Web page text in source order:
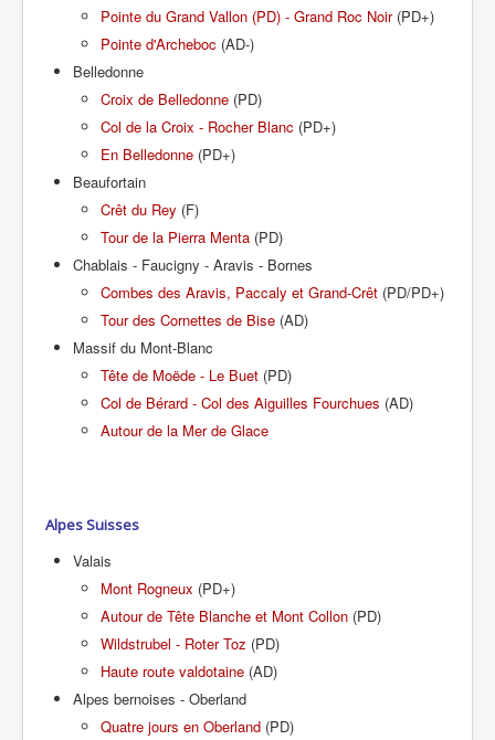
Pointe du Grand Vallon (PD) - Grand Roc Noir(PD+)
Pointe d'Archeboc (AD-)
Belledonne
Croix de Belledonne (PD)
Col de la Croix - Rocher Blanc (PD+)
En Belledonne (PD+)
Beaufortain
Crêt du Rey (F)
Tour de la Pierra Menta (PD)
Chablais - Faucigny - Aravis - Bornes
Combes des Aravis, Paccaly et Grand-Crêt (PD/PD+)
Tour des Cornettes de Bise (AD)
Massif du Mont-Blanc
Tête de Moëde - Le Buet (PD)
Col de Bérard - Col des Aiguilles Fourchues (AD)
Autour de la Mer de Glace
Alpes Suisses
Valais
Mont Rogneux (PD+)
Autour de Tête Blanche et Mont Collon (PD)
Wildstrubel - Roter Toz (PD)
Haute route valdotaine (AD)
Alpes bernoises - Oberland
Quatre jours en Oberland (PD)